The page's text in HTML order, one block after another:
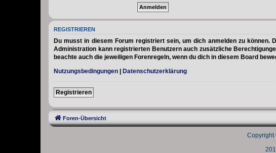
REGISTRIEREN
Du musst in diesem Forum registriert sein, um dich anmelden zu können.
Administration kann registrierten Benutzern auch zusätzliche
beachte auch die jeweiligen Forenregeln, wenn du dich in diesem Board
Nutzungsbedingungen
Datenschutzerklärung
Registrieren
Foren-Übersicht
Copyright